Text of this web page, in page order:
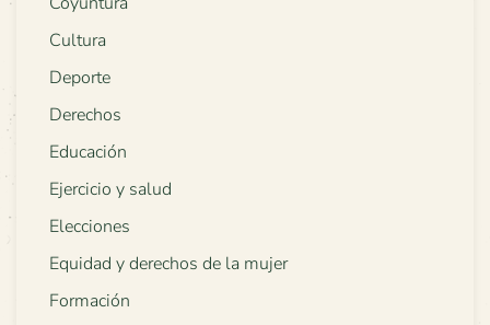
Cultura
Deporte
Derechos
Educación
Ejercicio y salud
Elecciones
Equidad y derechos de la mujer
Formación